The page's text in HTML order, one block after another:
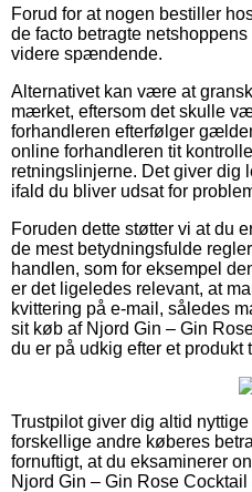
Forud for at nogen bestiller
de facto betragte
videre spændende.
Alternativet kan være at
mærket, eftersom det skulle
forhandleren efterfølger
online forhandleren tit
retningslinjerne. Det giver dig
ifald du bliver udsat for
Foruden dette støtter vi at du
de mest betydningsfulde
handlen, som for eksempel
er det ligeledes relevant, at
kvittering på e-mail, således
sit køb af Njord Gin – Gin
du er på udkig efter et produkt
Trustpilot giver dig altid
forskellige andre køberes
fornuftigt, at du eksaminerer
Njord Gin – Gin Rose